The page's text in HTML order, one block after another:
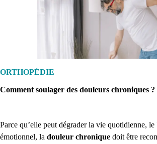
ORTHOPÉDIE
Comment soulager des douleurs chroniques ?
Parce qu’elle peut dégrader la vie quotidienne,
émotionnel, la douleur chronique doit être